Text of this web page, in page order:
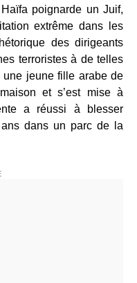
poignarde un Juif,
extrême dans les
des dirigeants
terroristes à de telles
jeune fille arabe de
et s’est mise à
a réussi à blesser
dans un parc de la